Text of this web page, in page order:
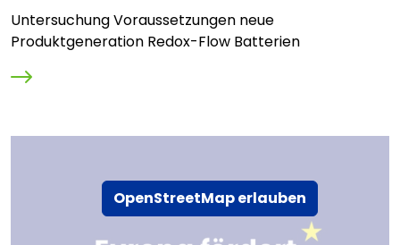
Untersuchung Voraussetzungen neue
Produktgeneration Redox-Flow Batterien
OpenStreetMap erlauben